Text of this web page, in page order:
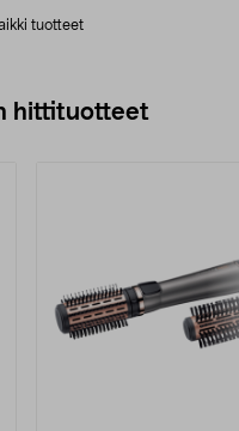
tuotteet
hittituotteet